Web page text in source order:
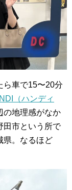
ら車で15〜20分
（ハンディ
の地理感がなか
田市という所で
県。なるほど